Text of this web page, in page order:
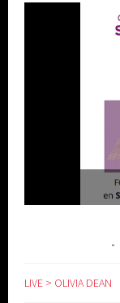
LIVE > OLIVIA DEAN